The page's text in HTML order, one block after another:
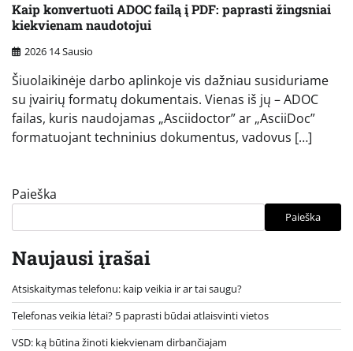
Kaip konvertuoti ADOC failą į PDF: paprasti žingsniai
kiekvienam naudotojui
2026 14 Sausio
Šiuolaikinėje darbo aplinkoje vis dažniau susiduriame
su įvairių formatų dokumentais. Vienas iš jų – ADOC
failas, kuris naudojamas „Asciidoctor” ar „AsciiDoc”
formatuojant techninius dokumentus, vadovus […]
Paieška
Paieška
Naujausi įrašai
Atsiskaitymas telefonu: kaip veikia ir ar tai saugu?
Telefonas veikia lėtai? 5 paprasti būdai atlaisvinti vietos
VSD: ką būtina žinoti kiekvienam dirbančiajam